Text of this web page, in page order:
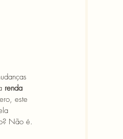
renda
este
Não é.